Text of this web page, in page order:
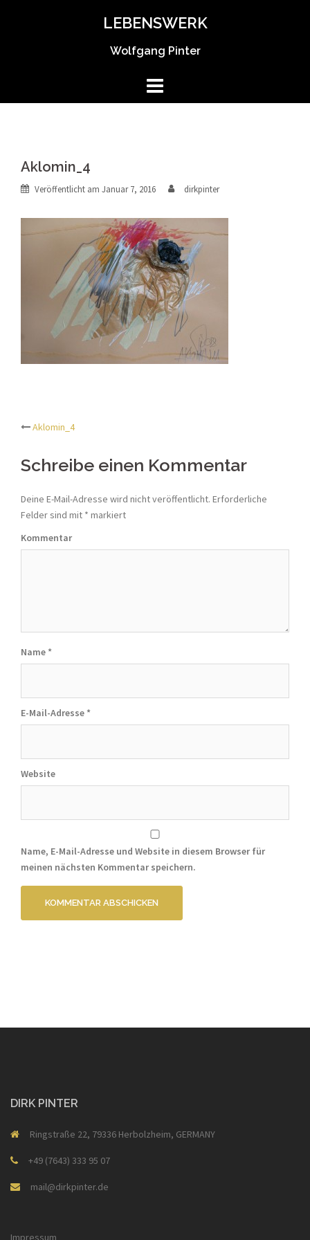
LEBENSWERK
Wolfgang Pinter
Aklomin_4
Veröffentlicht am Januar 7, 2016 dirkpinter
Beitrags-
Navigation
Aklomin_4
Schreibe einen Kommentar
Deine E-Mail-Adresse wird nicht veröffentlicht. Erforderliche
Felder sind mit * markiert
Kommentar
Name *
E-Mail-Adresse *
Website
Name, E-Mail-Adresse und Website in diesem Browser für
meinen nächsten Kommentar speichern.
DIRK PINTER
Ringstraße 22, 79336 Herbolzheim, GERMANY
+49 (7643) 333 95 07
mail@dirkpinter.de
Impressum